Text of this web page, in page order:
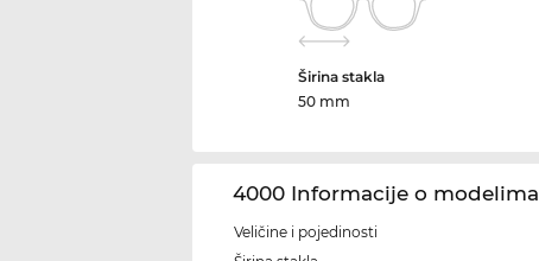
Širina stakla
50 mm
4000 Informacije o modelima
Veličine i pojedinosti